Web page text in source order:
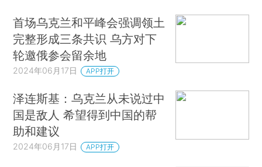
首场乌克兰和平峰会强调领土
完整形成三条共识 乌方对下
轮邀俄参会留余地
2024年06月17日 APP打开
泽连斯基：乌克兰从未说过中
国是敌人 希望得到中国的帮
助和建议
2024年06月17日 APP打开